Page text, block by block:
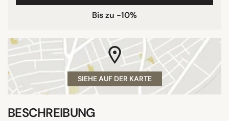
Bis zu -10%
SIEHE AUF DER KARTE
BESCHREIBUNG